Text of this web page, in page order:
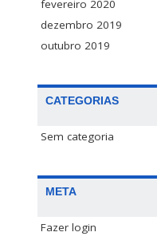
fevereiro 2020
dezembro 2019
outubro 2019
CATEGORIAS
Sem categoria
META
Fazer login